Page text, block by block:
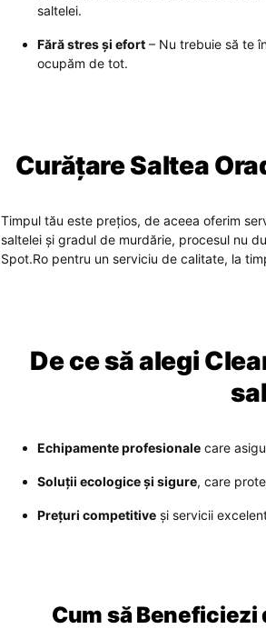
saltelei.
Fără stres și efort – Nu trebuie să te
ocupăm de tot.
Curățare Saltea
Timpul tău este prețios, de aceea oferim
saltelei și gradul de murdărie, procesul nu
Spot.Ro pentru un serviciu de calitate, la
De ce să alegi
Echipamente profesionale care
Soluții ecologice și sigure, care
Prețuri competitive și servicii
Cum să Beneficiezi